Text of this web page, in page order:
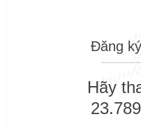
Đăng
Hãy